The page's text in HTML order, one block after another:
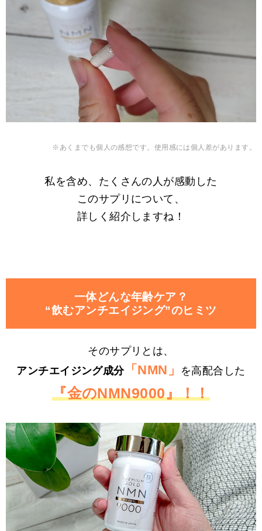
※あくまでも個人の感想です。使用感には個人差があります。
私を含め、たくさんの人が感動した
このサプリについて、
詳しく紹介しますね！
一体どんな年齢ケア？
“飲むアンチエイジング”のヒミツ
そのサプリとは、
アンチエイジング成分「NMN」 を高配合した
『金のNMN9000』！！